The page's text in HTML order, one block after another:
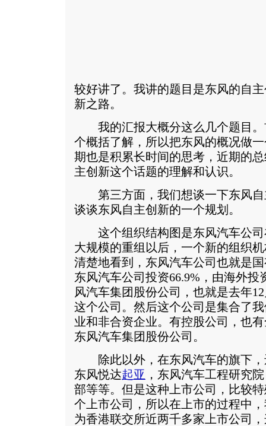
较好讲了。我讲的题目是东风的自
新之路。
我的汇报大概分这么几个题目。
个概括了解，所以把东风的概况做
期也是积累长时间的思考，近期的
主创新这个话题的理解和认识。
第三方面，我们想谈一下东风自
谈谈东风自主创新的一个规划。
这个组织结构图是东风汽车公司
大规模的重组以后，一个新的组织
清楚地看到，东风汽车公司也就是
东风汽车公司投资66.9%，由海外投
风汽车集团股份公司，也就是去年
这个公司。然后这个公司是集合了
业和非合资企业。有控股公司，也
东风汽车集团股份公司。
除此以外，在东风汽车的旗下，
东风悦达起亚 ，东风汽车工程研究
部等等。但是这种上市公司，比较
个上市公司，所以在上市的过程中
为香港联交所近两千多家上市公司